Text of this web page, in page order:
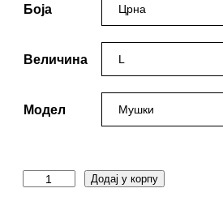
Боја
Величина
Модел
Додај у корпу